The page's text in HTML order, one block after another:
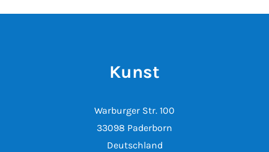
Kunst
Warburger Str. 100
33098 Paderborn
Deutschland